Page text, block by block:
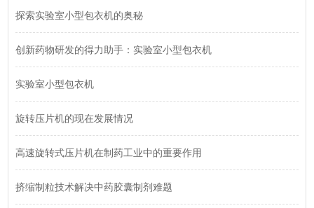
探索实验室小型包衣机的奥秘
创新药物研发的得力助手：实验室小型包衣机
实验室小型包衣机
旋转压片机的现在发展情况
高速旋转式压片机在制药工业中的重要作用
挤缩制粒技术解决中药胶囊制剂难题